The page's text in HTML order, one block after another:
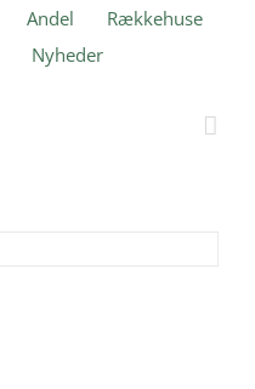
Andel
Rækkehuse
Nyheder